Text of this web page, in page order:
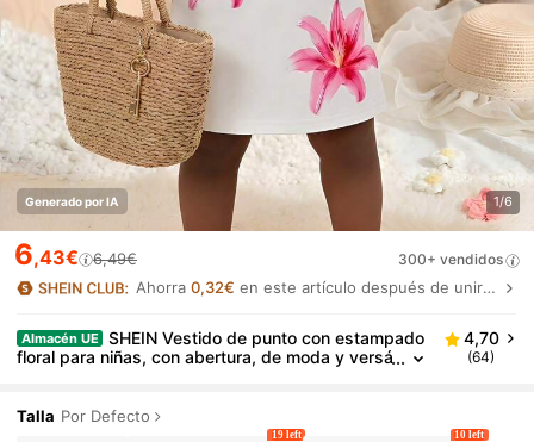
Generado por IA 1/6
6,43€ 6,49€ 300+ vendidos
Ahorra 0,32€ en este artículo después de unirte.
Almacén UE
SHEIN Vestido de punto con estampado
floral para niñas, con abertura, de moda y versá
g, fiesta, uso diario casual, vacaciones de ocio
4,70
(64)
Talla Por Defecto
19 left 10 left